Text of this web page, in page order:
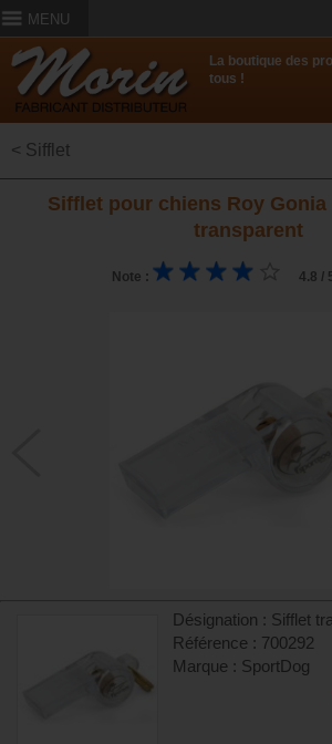
MENU
La boutique des
tous !
< Sifflet
Sifflet pour chiens Roy Gonia
transparent
Note : 4.8 /
Désignation : Sifflet
Référence : 700292
Marque : SportDog